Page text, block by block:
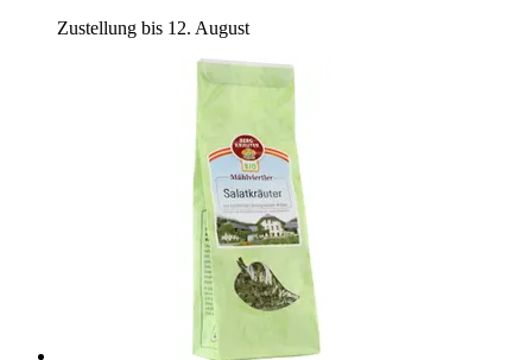
Zustellung bis 12. August